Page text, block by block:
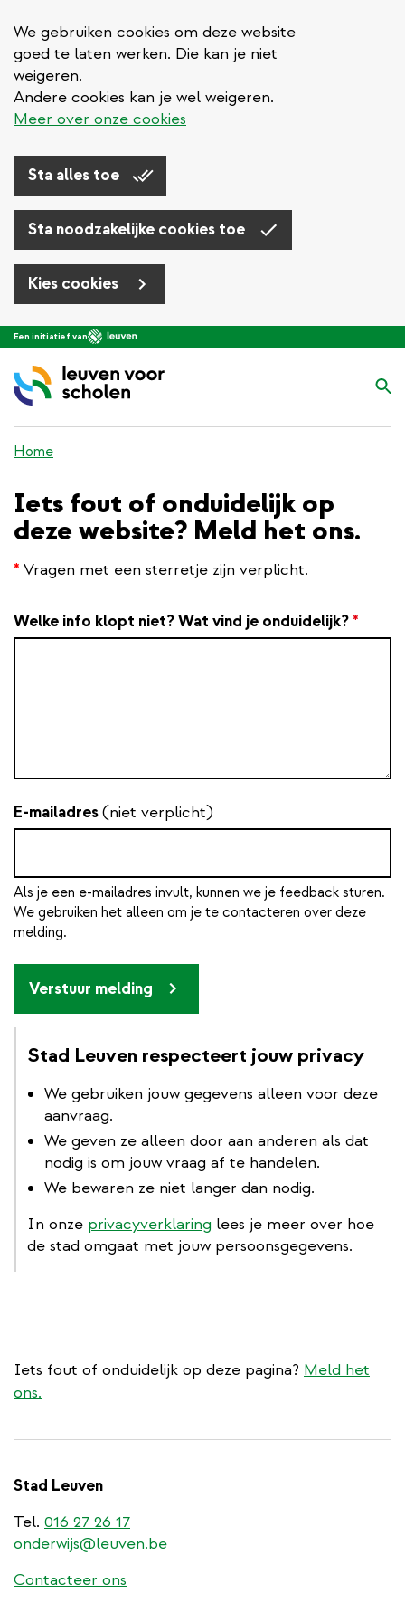
We gebruiken cookies om deze website
goed te laten werken. Die kan je niet
weigeren.
Andere cookies kan je wel weigeren.
Meer over onze cookies
Sta alles toe
Sta noodzakelijke cookies toe
Kies cookies
Overslaan
naar
de
inhoud
gaan
Een initiatief van
Home
Iets fout of onduidelijk op
deze website? Meld het ons.
* Vragen met een sterretje zijn verplicht.
Welke info klopt niet? Wat vind je onduidelijk? *
E-mailadres(niet verplicht)
Als je een e-mailadres invult, kunnen we je feedback sturen.
We gebruiken het alleen om je te contacteren over deze
melding.
Verstuur melding
Stad Leuven respecteert jouw privacy
We gebruiken jouw gegevens alleen voor deze
aanvraag.
We geven ze alleen door aan anderen als dat
nodig is om jouw vraag af te handelen.
We bewaren ze niet langer dan nodig.
In onze privacyverklaring lees je meer over hoe
de stad omgaat met jouw persoonsgegevens.
Iets fout of onduidelijk op deze pagina? Meld het
ons.
Stad Leuven
Tel. 016 27 26 17
onderwijs@leuven.be
Contacteer ons